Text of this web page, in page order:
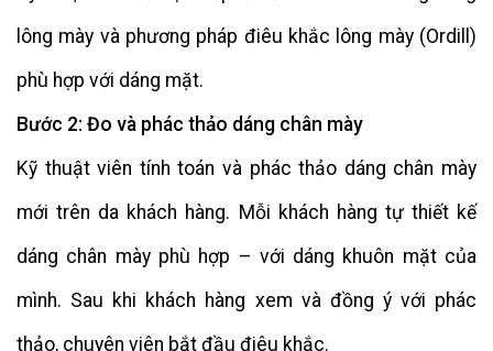
lông mày và phương pháp điêu khắc lông mày (Ordill)
phù hợp với dáng mặt.
Bước 2: Đo và phác thảo dáng chân mày
Kỹ thuật viên tính toán và phác thảo dáng chân mày
mới trên da khách hàng. Mỗi khách hàng tự thiết kế
dáng chân mày phù hợp – với dáng khuôn mặt của
mình. Sau khi khách hàng xem và đồng ý với phác
thảo, chuyên viên bắt đầu điêu khắc.